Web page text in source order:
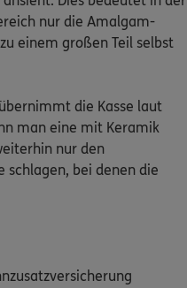
nur die Amalgam-
einem großen Teil selbst
die Kasse laut
man eine mit Keramik
nur den
schlagen, bei denen die